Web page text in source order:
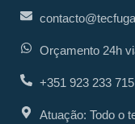
Orçamento 24h
+351 923 233 715
Atuação: Todo o